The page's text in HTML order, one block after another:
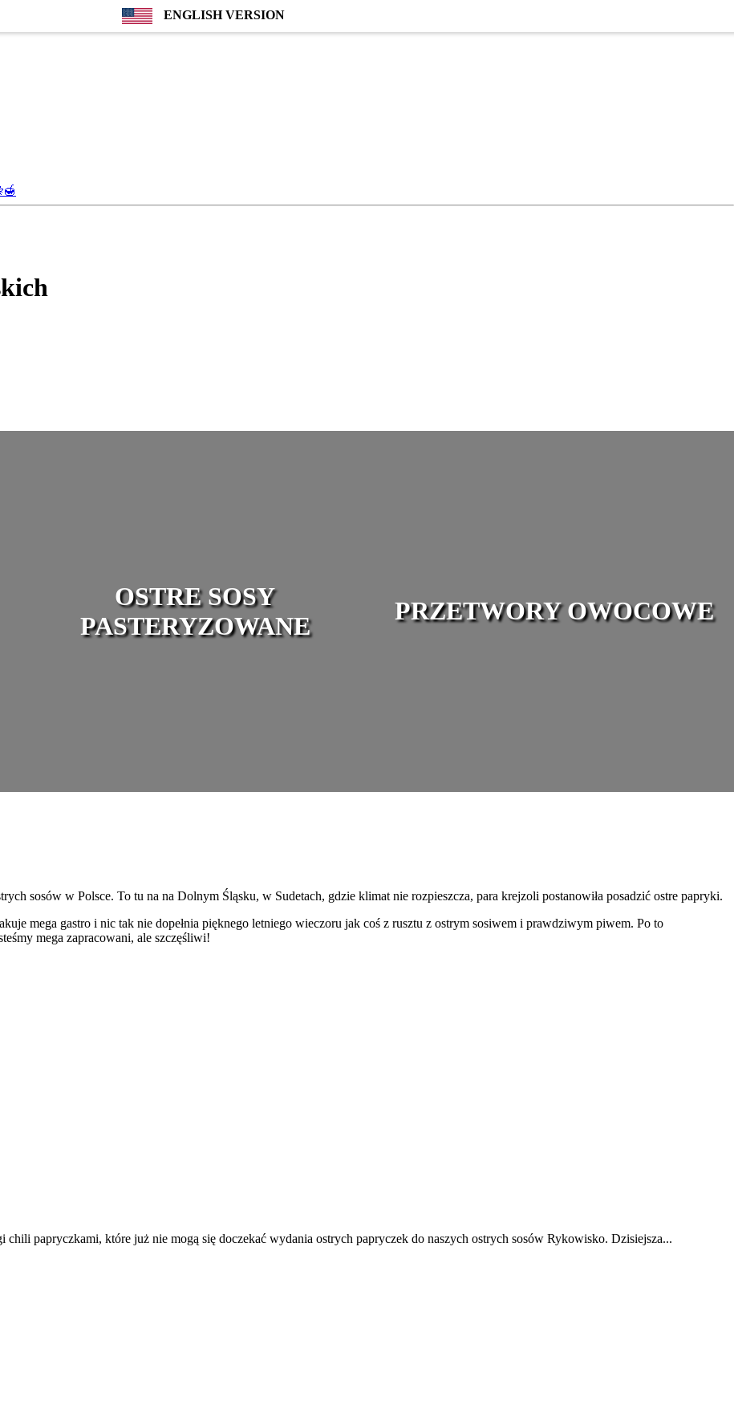
ENGLISH VERSION
OSTRE SOSY
PASTERYZOWANE
PRZETWORY OWOCOWE
sosów w Polsce. To tu na na Dolnym Śląsku, w Sudetach, gdzie klimat nie rozpieszcza, para krejzoli postanowiła posadzić ostre papryki.
mega gastro i nic tak nie dopełnia pięknego letniego wieczoru jak coś z rusztu z ostrym sosiwem i prawdziwym piwem. Po to
mega zapracowani, ale szczęśliwi!
chili papryczkami, które już nie mogą się doczekać wydania ostrych papryczek do naszych ostrych sosów Rykowisko. Dzisiejsza...